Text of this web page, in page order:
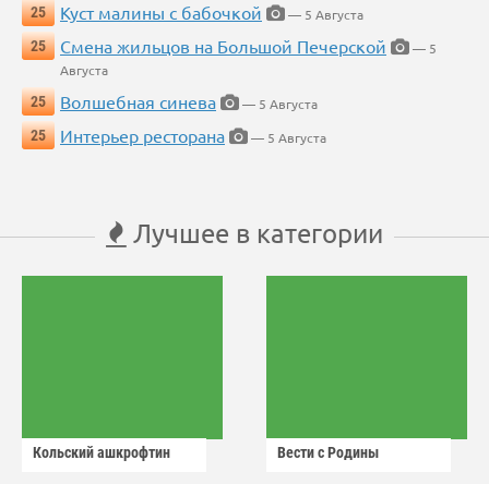
25
Куст малины с бабочкой
— 5 Августа
25
Смена жильцов на Большой Печерской
— 5
Августа
25
Волшебная синева
— 5 Августа
25
Интерьер ресторана — 5 Августа
Лучшее в категории
Кольский ашкрофтин Вести с Родины